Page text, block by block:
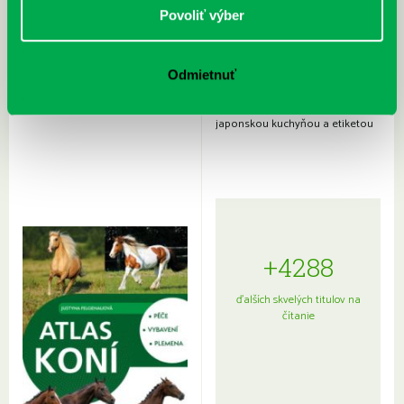
Povoliť výber
Odmietnuť
japonskou kuchyňou a etiketou
+4288
ďalších skvelých titulov na
čítanie